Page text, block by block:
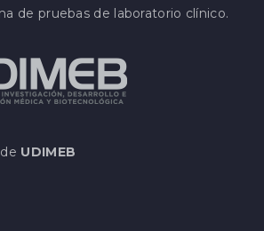
de pruebas de laboratorio clínico.
UDIMEB